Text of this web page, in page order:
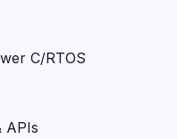
C/RTOS
APIs